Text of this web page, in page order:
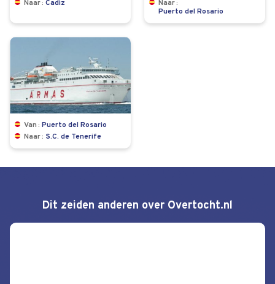
Naar
Cadiz
Naar
Puerto del Rosario
Van
Puerto del Rosario
Naar
S.C. de Tenerife
Dit zeiden anderen over Overtocht.nl